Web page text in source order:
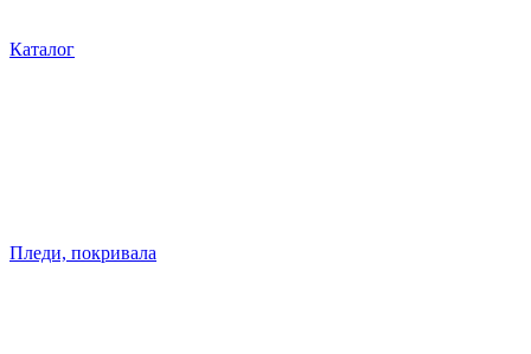
Каталог
Пледи, покривала